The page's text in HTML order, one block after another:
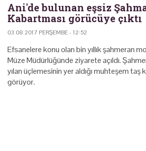
Ani'de bulunan eşsiz
Kabartması görücüye çıktı
03.08.2017 PERŞEMBE - 12:52
Efsanelere konu olan bin yıllık şahmeran
Müze Müdürlüğünde ziyarete açıldı.
yılan üçlemesinin yer aldığı muhteşem
görüyor.